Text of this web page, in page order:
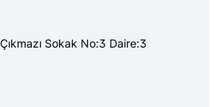
Sokak No:3 Daire:3